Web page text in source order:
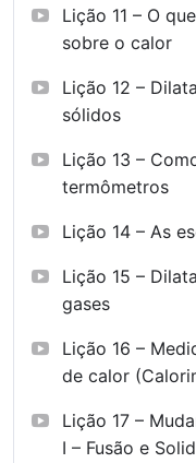
Lição 11 – O
sobre o calor
Lição 12 –
sólidos
Lição 13 –
termômetros
Lição 14 – As
Lição 15 –
gases
Lição 16 –
de calor
Lição 17 –
I – Fusão e